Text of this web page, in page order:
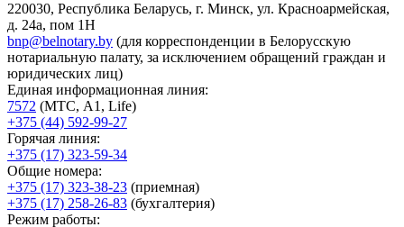
220030, Республика Беларусь, г. Минск, ул. Красноармейская,
д. 24а, пом 1Н
bnp@belnotary.by (для корреспонденции в Белорусскую
нотариальную палату, за исключением обращений граждан и
юридических лиц)
Единая информационная линия:
7572 (МТС, A1, Life)
+375 (44) 592-99-27
Горячая линия:
+375 (17) 323-59-34
Общие номера:
+375 (17) 323-38-23 (приемная)
+375 (17) 258-26-83 (бухгалтерия)
Режим работы: